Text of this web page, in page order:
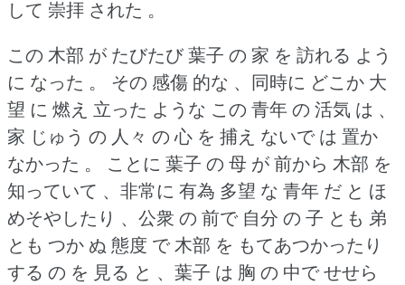
して 崇拝 された 。
この 木部 が たびたび 葉子 の 家 を 訪れる よう
に なった 。
その 感傷 的な 、同時に どこか 大
望 に 燃え 立った ような この 青年 の 活気 は 、
家 じゅう の 人々 の 心 を 捕え ないで は 置か
なかった 。
ことに 葉子 の 母 が 前から 木部 を
知っていて 、非常に 有為 多望 な 青年 だ と ほ
めそやしたり 、公衆 の 前で 自分 の 子 とも 弟
とも つか ぬ 態度 で 木部 を もてあつかったり
する の を 見る と 、葉子 は 胸 の 中で せせら